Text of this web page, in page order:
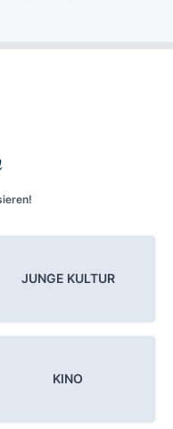
JUNGE KULTUR
KINO